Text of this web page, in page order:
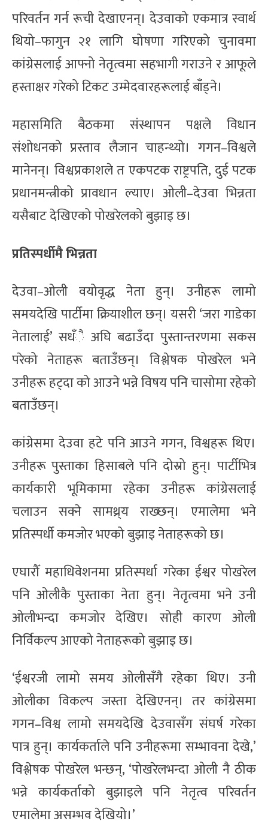
परिवर्तन गर्न रूची देखाएनन्। देउवाको एकमात्र स्वार्थ
थियो–फागुन २१ लागि घोषणा गरिएको चुनावमा
कांग्रेसलाई आफ्नो नेतृत्वमा सहभागी गराउने र आफूले
हस्ताक्षर गरेको टिकट उम्मेदवारहरूलाई बाँड्ने।
महासमिति बैठकमा संस्थापन पक्षले विधान
संशोधनको प्रस्ताव लैजान चाहन्थ्यो। गगन–विश्वले
मानेनन्। विश्वप्रकाशले त एकपटक राष्ट्रपति, दुई पटक
प्रधानमन्त्रीको प्रावधान ल्याए। ओली–देउवा भिन्नता
यसैबाट देखिएको पोखरेलको बुझाइ छ।
प्रतिस्पर्धीमै भिन्नता
देउवा–ओली वयोवृद्ध नेता हुन्। उनीहरू लामो
समयदेखि पार्टीमा क्रियाशील छन्। यसरी ‘जरा गाडेका
नेतालाई’ सधँै अघि बढाउँदा पुस्तान्तरणमा सकस
परेको नेताहरू बताउँछन्। विश्लेषक पोखरेल भने
उनीहरू हट्दा को आउने भन्ने विषय पनि चासोमा रहेको
बताउँछन्।
कांग्रेसमा देउवा हटे पनि आउने गगन, विश्वहरू थिए।
उनीहरू पुस्ताका हिसाबले पनि दोस्रो हुन्। पार्टीभित्र
कार्यकारी भूमिकामा रहेका उनीहरू कांग्रेसलाई
चलाउन सक्ने सामथ्र्य राख्छन्। एमालेमा भने
प्रतिस्पर्धी कमजोर भएको बुझाइ नेताहरूको छ।
एघारौँ महाधिवेशनमा प्रतिस्पर्धा गरेका ईश्वर पोखरेल
पनि ओलीकै पुस्ताका नेता हुन्। नेतृत्वमा भने उनी
ओलीभन्दा कमजोर देखिए। सोही कारण ओली
निर्विकल्प आएको नेताहरूको बुझाइ छ।
‘ईश्वरजी लामो समय ओलीसँगै रहेका थिए। उनी
ओलीका विकल्प जस्ता देखिएनन्। तर कांग्रेसमा
गगन–विश्व लामो समयदेखि देउवासँग संघर्ष गरेका
पात्र हुन्। कार्यकर्ताले पनि उनीहरूमा सम्भावना देखे,’
विश्लेषक पोखरेल भन्छन्, ‘पोखरेलभन्दा ओली नै ठीक
भन्ने कार्यकर्ताको बुझाइले पनि नेतृत्व परिवर्तन
एमालेमा असम्भव देखियो।’